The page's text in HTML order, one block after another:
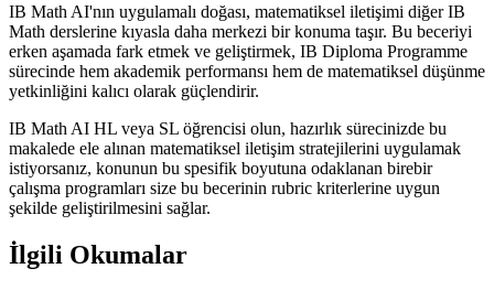
IB Math AI'nın uygulamalı doğası, matematiksel iletişimi diğer IB
Math derslerine kıyasla daha merkezi bir konuma taşır. Bu beceriyi
erken aşamada fark etmek ve geliştirmek, IB Diploma Programme
sürecinde hem akademik performansı hem de matematiksel düşünme
yetkinliğini kalıcı olarak güçlendirir.
IB Math AI HL veya SL öğrencisi olun, hazırlık sürecinizde bu
makalede ele alınan matematiksel iletişim stratejilerini uygulamak
istiyorsanız, konunun bu spesifik boyutuna odaklanan birebir
çalışma programları size bu becerinin rubric kriterlerine uygun
şekilde geliştirilmesini sağlar.
İlgili Okumalar